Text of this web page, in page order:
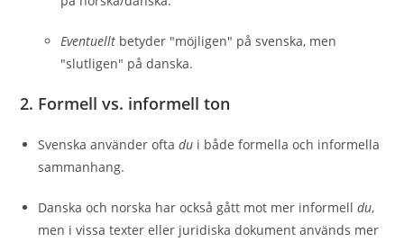
Eventuellt betyder "möjligen" på svenska, men
"slutligen" på danska.
2. Formell vs. informell ton
Svenska använder oftadu i både formella och informella
sammanhang.
Danska och norska har också gått mot mer informelldu,
men i vissa texter eller juridiska dokument används mer